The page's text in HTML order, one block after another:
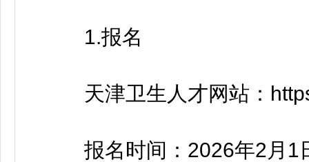
1.报名
天津卫生人才网站：
报名时间：2026年2月1